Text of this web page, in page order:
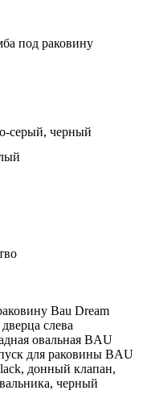
под раковину
серый, черный
Bau Dream
слева
овальная BAU
для раковины BAU
донный клапан,
черный